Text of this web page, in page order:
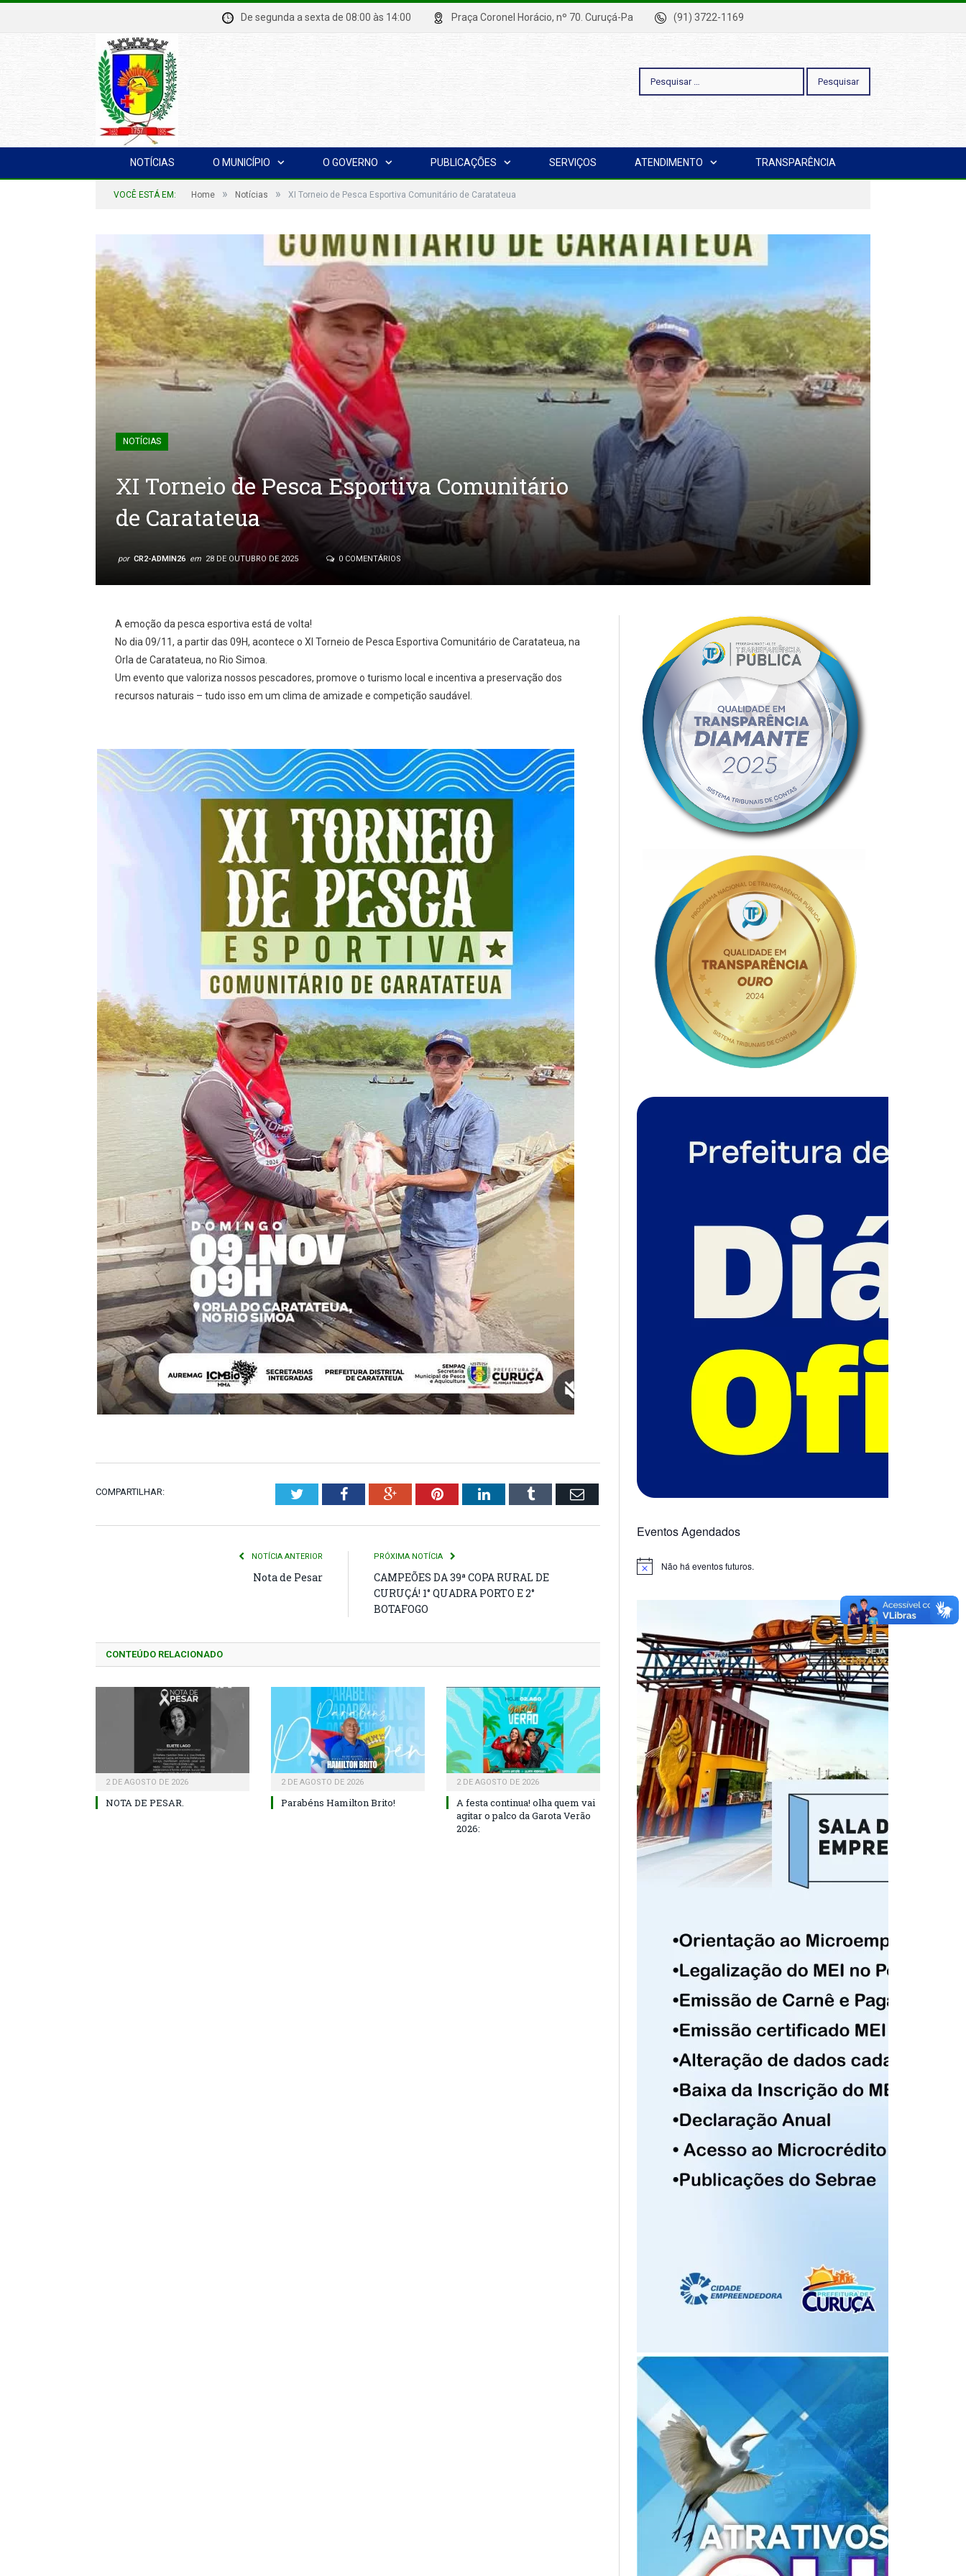
De segunda a sexta de 08:00 às 14:00 Praça Coronel Horácio, nº 70. Curuçá-Pa (91) 3722-1169
Pesquisar
por:
NOTÍCIAS O MUNICÍPIO O GOVERNO PUBLICAÇÕES SERVIÇOS ATENDIMENTO TRANSPARÊNCIA
VOCÊ ESTÁ EM: Home » Notícias » XI Torneio de Pesca Esportiva Comunitário de Caratateua
NOTÍCIAS
XI Torneio de Pesca Esportiva Comunitário
de Caratateua
por CR2-ADMIN26 em 28 DE OUTUBRO DE 2025 0 COMENTÁRIOS
A emoção da pesca esportiva está de volta!
No dia 09/11, a partir das 09H, acontece o XI Torneio de Pesca Esportiva Comunitário de Caratateua, na
Orla de Caratateua, no Rio Simoa.
Um evento que valoriza nossos pescadores, promove o turismo local e incentiva a preservação dos
recursos naturais – tudo isso em um clima de amizade e competição saudável.
COMPARTILHAR: TwitterFacebookGoogle+PinterestLinkedInTumblr Email
NOTÍCIA ANTERIOR
Nota de Pesar
PRÓXIMA NOTÍCIA
CAMPEÕES DA 39ª COPA RURAL DE
CURUÇÁ! 1° QUADRA PORTO E 2°
BOTAFOGO
CONTEÚDO RELACIONADO
2 DE AGOSTO DE 2026
NOTA DE PESAR.
2 DE AGOSTO DE 2026
Parabéns Hamilton Brito!
2 DE AGOSTO DE 2026
A festa continua! olha quem vai
agitar o palco da Garota Verão
2026:
Eventos Agendados
Notice Não há eventos futuros.